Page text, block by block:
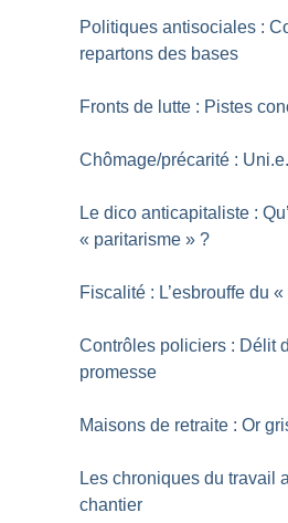
Politiques antisociales :
repartons des bases
Fronts de lutte : Pistes
Chômage/précarité :
Le dico anticapitaliste :
« paritarisme » ?
Fiscalité : L’esbrouffe du «
Contrôles policiers : Délit
promesse
Maisons de retraite : Or
Les chroniques du travail
chantier